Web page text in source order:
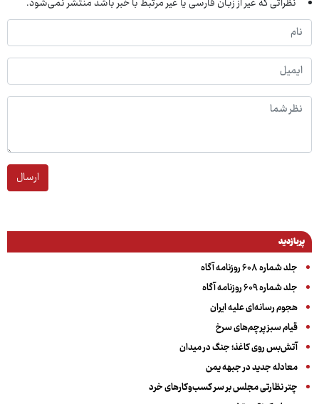
ارسال
پربازدید
جلد شماره ۶۰۸ روزنامه آگاه
جلد شماره ۶۰۹ روزنامه آگاه
هجوم رسانه‌ای علیه ایران
قیام سبز پرچم‌های سرخ
آتش‌بس روی کاغذ؛ جنگ در میدان
معادله جدید در جبهه یمن
چتر نظارتی مجلس بر سر کسب‌وکارهای خرد